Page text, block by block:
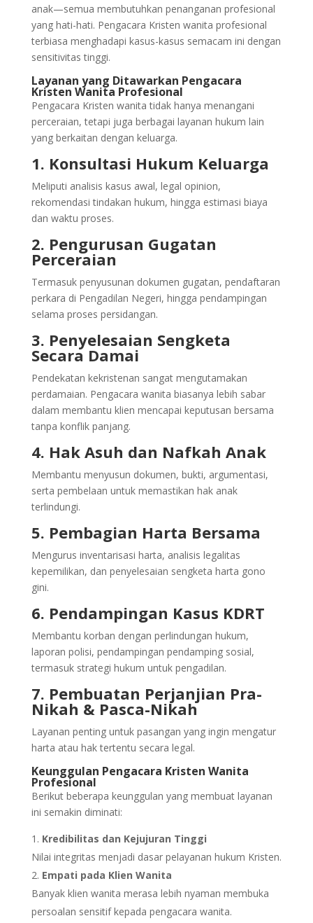
anak—semua membutuhkan penanganan profesional
yang hati-hati. Pengacara Kristen wanita profesional
terbiasa menghadapi kasus-kasus semacam ini dengan
sensitivitas tinggi.
Layanan yang Ditawarkan Pengacara
Kristen Wanita Profesional
Pengacara Kristen wanita tidak hanya menangani
perceraian, tetapi juga berbagai layanan hukum lain
yang berkaitan dengan keluarga.
1. Konsultasi Hukum Keluarga
Meliputi analisis kasus awal, legal opinion,
rekomendasi tindakan hukum, hingga estimasi biaya
dan waktu proses.
2. Pengurusan Gugatan
Perceraian
Termasuk penyusunan dokumen gugatan, pendaftaran
perkara di Pengadilan Negeri, hingga pendampingan
selama proses persidangan.
3. Penyelesaian Sengketa
Secara Damai
Pendekatan kekristenan sangat mengutamakan
perdamaian. Pengacara wanita biasanya lebih sabar
dalam membantu klien mencapai keputusan bersama
tanpa konflik panjang.
4. Hak Asuh dan Nafkah Anak
Membantu menyusun dokumen, bukti, argumentasi,
serta pembelaan untuk memastikan hak anak
terlindungi.
5. Pembagian Harta Bersama
Mengurus inventarisasi harta, analisis legalitas
kepemilikan, dan penyelesaian sengketa harta gono
gini.
6. Pendampingan Kasus KDRT
Membantu korban dengan perlindungan hukum,
laporan polisi, pendampingan pendamping sosial,
termasuk strategi hukum untuk pengadilan.
7. Pembuatan Perjanjian Pra-
Nikah & Pasca-Nikah
Layanan penting untuk pasangan yang ingin mengatur
harta atau hak tertentu secara legal.
Keunggulan Pengacara Kristen Wanita
Profesional
Berikut beberapa keunggulan yang membuat layanan
ini semakin diminati:
Kredibilitas dan Kejujuran Tinggi
Nilai integritas menjadi dasar pelayanan hukum Kristen.
Empati pada Klien Wanita
Banyak klien wanita merasa lebih nyaman membuka
persoalan sensitif kepada pengacara wanita.